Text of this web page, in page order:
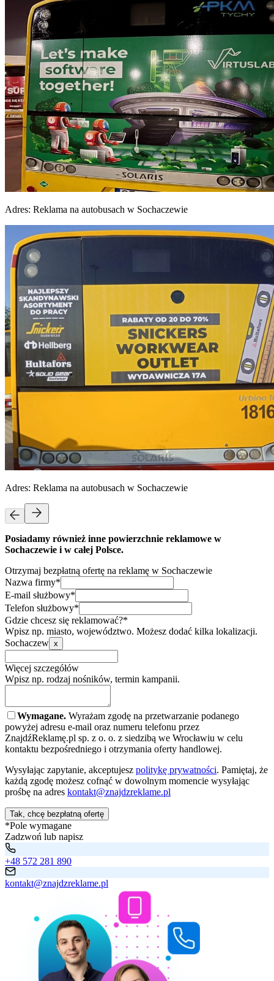
Adres: Reklama na autobusach w Sochaczewie
Adres: Reklama na autobusach w Sochaczewie
Posiadamy również inne powierzchnie reklamowe w
Sochaczewie i w całej Polsce.
Otrzymaj bezpłatną ofertę na reklamę w Sochaczewie
Nazwa firmy*
E-mail służbowy*
Telefon służbowy*
Gdzie chcesz się reklamować?*
Wpisz np. miasto, województwo. Możesz dodać kilka lokalizacji.
Sochaczew x
Więcej szczegółów
Wpisz np. rodzaj nośników, termin kampanii.
Wymagane. Wyrażam zgodę na przetwarzanie podanego
powyżej adresu e-mail oraz numeru telefonu przez
ZnajdźReklamę.pl sp. z o. o. z siedzibą we Wrocławiu w celu
kontaktu bezpośredniego i otrzymania oferty handlowej.
Wysyłając zapytanie, akceptujesz politykę prywatności. Pamiętaj, że
każdą zgodę możesz cofnąć w dowolnym momencie wysyłając
prośbę na adres kontakt@znajdzreklame.pl
Tak, chcę bezpłatną ofertę
*Pole wymagane
Zadzwoń lub napisz
+48 572 281 890
kontakt@znajdzreklame.pl